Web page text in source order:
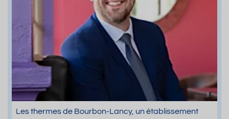
Les thermes de Bourbon-Lancy, un établissement